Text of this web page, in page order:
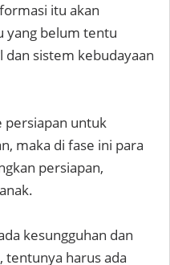
itu akan
yang belum tentu
dan sistem kebudayaan
persiapan untuk
maka di fase ini para
persiapan,
kesungguhan dan
tentunya harus ada